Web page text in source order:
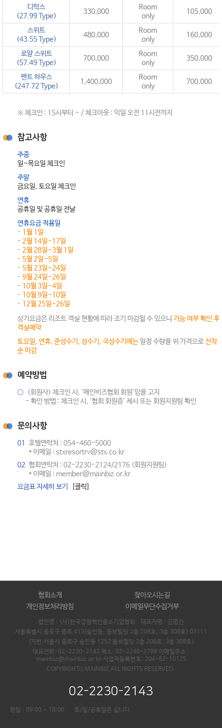
디럭스
(27.99 Type)
330,000
Room
only
105,000
스위트
(43.55 Type)
480,000
Room
only
160,000
로얄 스위트
(57.49 Type)
700,000
Room
only
350,000
펜트 하우스
(247.72 Type)
1,400,000
Room
only
700,000
※ 체크인 : 15시부터 ~ / 체크아웃 : 익일 오전 11시전까지
참고사항
주중
일~목요일 체크인
주말
금요일, 토요일 체크인
연휴
공휴일 및 공휴일 전날
연휴요금 적용일
1월 1일
2월 14일~17일
2월 28일~3월 1일
5월 2일~5일
5월 23일~24일
9월 24일~26일
10월 3일~4일
10월 9일~10일
12월 25일~26일
상기요금은 리조트 객실 현황에 따라 조기 마감될 수 있으니 가능 여부 확인 후
객실예약
토요일, 연휴, 준성수기, 성수기, 극성수기에는일정 수량을 위 가격으로선착
순 마감
예약방법
○
(회원사) 체크인 시, '메인비즈협회 회원'임을 고지
- 확인 방법 : 체크인 시, '협회 회원증' 제시 또는 회원지원팀 확인
문의사항
01
호텔연락처 : 054-460-5000
* 이메일 : stxresortrv@stx.co.kr
02 협회연락처 : 02-2230-2124/2176 (회원지원팀)
* 이메일 : member@mainbiz.or.kr
요금표 자세히 보기
[클릭]
협회소개
찾아오시는길
개인정보처리방침
이메일무단수집거부
법인명 : (사)한국경영혁신중소기업협회 대표자명 : 김명진
서울특별시 종로구 종로 413(숭인동, 동보빌딩 2층 208호, 3층 308호) 03111
(지번:서울시 종로구 숭인동 1252 동보빌딩 2층 208호, 3층 308호)
대표전화: 02-2230-2143 팩스: 02-2248-2798 이메일주소 :
mainbiz@mainbiz.or.kr 사업자등록번호: 204-82-10125
COPYRIGHTⓒMAINBIZ ALL RIGHTS RESERVED.
02-2230-2143
평일 : 09:00 ~ 18:00 토/일/공휴일은 쉽니다.